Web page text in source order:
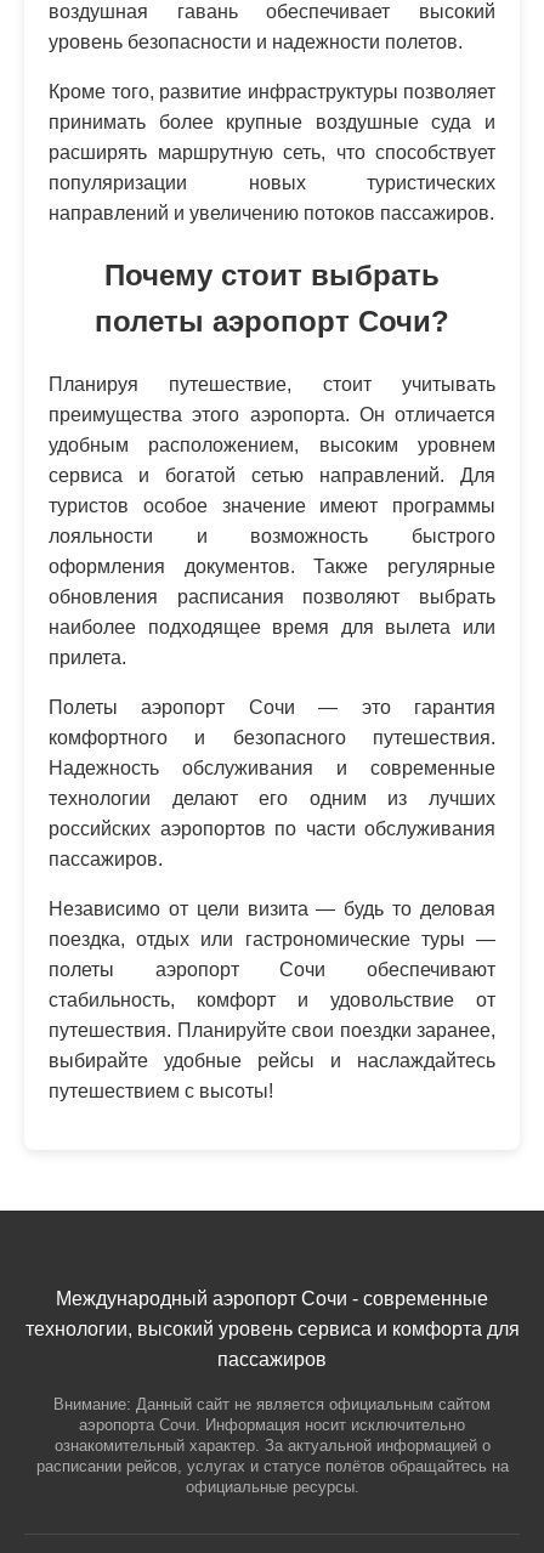
воздушная гавань обеспечивает высокий
уровень безопасности и надежности полетов.
Кроме того, развитие инфраструктуры позволяет
принимать более крупные воздушные суда и
расширять маршрутную сеть, что способствует
популяризации новых туристических
направлений и увеличению потоков пассажиров.
Почему стоит выбрать
полеты аэропорт Сочи?
Планируя путешествие, стоит учитывать
преимущества этого аэропорта. Он отличается
удобным расположением, высоким уровнем
сервиса и богатой сетью направлений. Для
туристов особое значение имеют программы
лояльности и возможность быстрого
оформления документов. Также регулярные
обновления расписания позволяют выбрать
наиболее подходящее время для вылета или
прилета.
Полеты аэропорт Сочи — это гарантия
комфортного и безопасного путешествия.
Надежность обслуживания и современные
технологии делают его одним из лучших
российских аэропортов по части обслуживания
пассажиров.
Независимо от цели визита — будь то деловая
поездка, отдых или гастрономические туры —
полеты аэропорт Сочи обеспечивают
стабильность, комфорт и удовольствие от
путешествия. Планируйте свои поездки заранее,
выбирайте удобные рейсы и наслаждайтесь
путешествием с высоты!
Международный аэропорт Сочи - современные
технологии, высокий уровень сервиса и комфорта для
пассажиров
Внимание: Данный сайт не является официальным сайтом
аэропорта Сочи. Информация носит исключительно
ознакомительный характер. За актуальной информацией о
расписании рейсов, услугах и статусе полётов обращайтесь на
официальные ресурсы.